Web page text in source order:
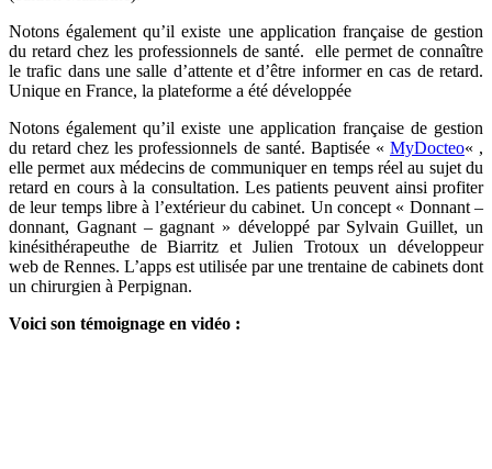
Notons également qu’il existe une application française de gestion
du retard chez les professionnels de santé. elle permet de connaître
le trafic dans une salle d’attente et d’être informer en cas de retard.
Unique en France, la plateforme a été développée
Notons également qu’il existe une application française de gestion
du retard chez les professionnels de santé. Baptisée « MyDocteo« ,
elle permet aux médecins de communiquer en temps réel au sujet du
retard en cours à la consultation. Les patients peuvent ainsi profiter
de leur temps libre à l’extérieur du cabinet. Un concept « Donnant –
donnant, Gagnant – gagnant » développé par Sylvain Guillet, un
kinésithérapeuthe de Biarritz et Julien Trotoux un développeur
web de Rennes. L’apps est utilisée par une trentaine de cabinets dont
un chirurgien à Perpignan.
Voici son témoignage en vidéo :